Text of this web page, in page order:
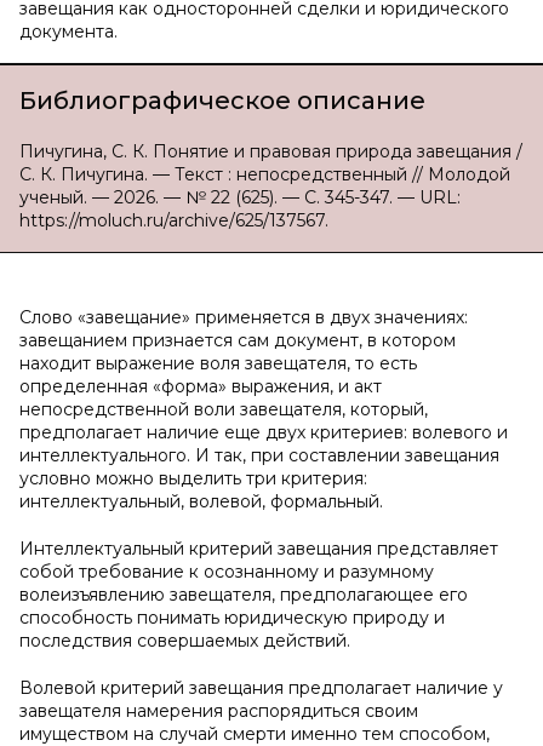
завещания как односторонней сделки и юридического
документа.
Библиографическое описание
Пичугина, С. К. Понятие и правовая природа завещания /
С. К. Пичугина. — Текст : непосредственный // Молодой
ученый. — 2026. — № 22 (625). — С. 345-347. — URL:
https://moluch.ru/archive/625/137567.
Слово «завещание» применяется в двух значениях:
завещанием признается сам документ, в котором
находит выражение воля завещателя, то есть
определенная «форма» выражения, и акт
непосредственной воли завещателя, который,
предполагает наличие еще двух критериев: волевого и
интеллектуального. И так, при составлении завещания
условно можно выделить три критерия:
интеллектуальный, волевой, формальный.
Интеллектуальный критерий завещания представляет
собой требование к осознанному и разумному
волеизъявлению завещателя, предполагающее его
способность понимать юридическую природу и
последствия совершаемых действий.
Волевой критерий завещания предполагает наличие у
завещателя намерения распорядиться своим
имуществом на случай смерти именно тем способом,